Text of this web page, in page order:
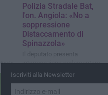
Polizia Stradale Bat,
l'on. Angiola: «No a
soppressione
Distaccamento di
Spinazzola»
Il deputato presenta
interrogazione parlamentare
al Ministro dell'Interno
Iscriviti alla Newsletter